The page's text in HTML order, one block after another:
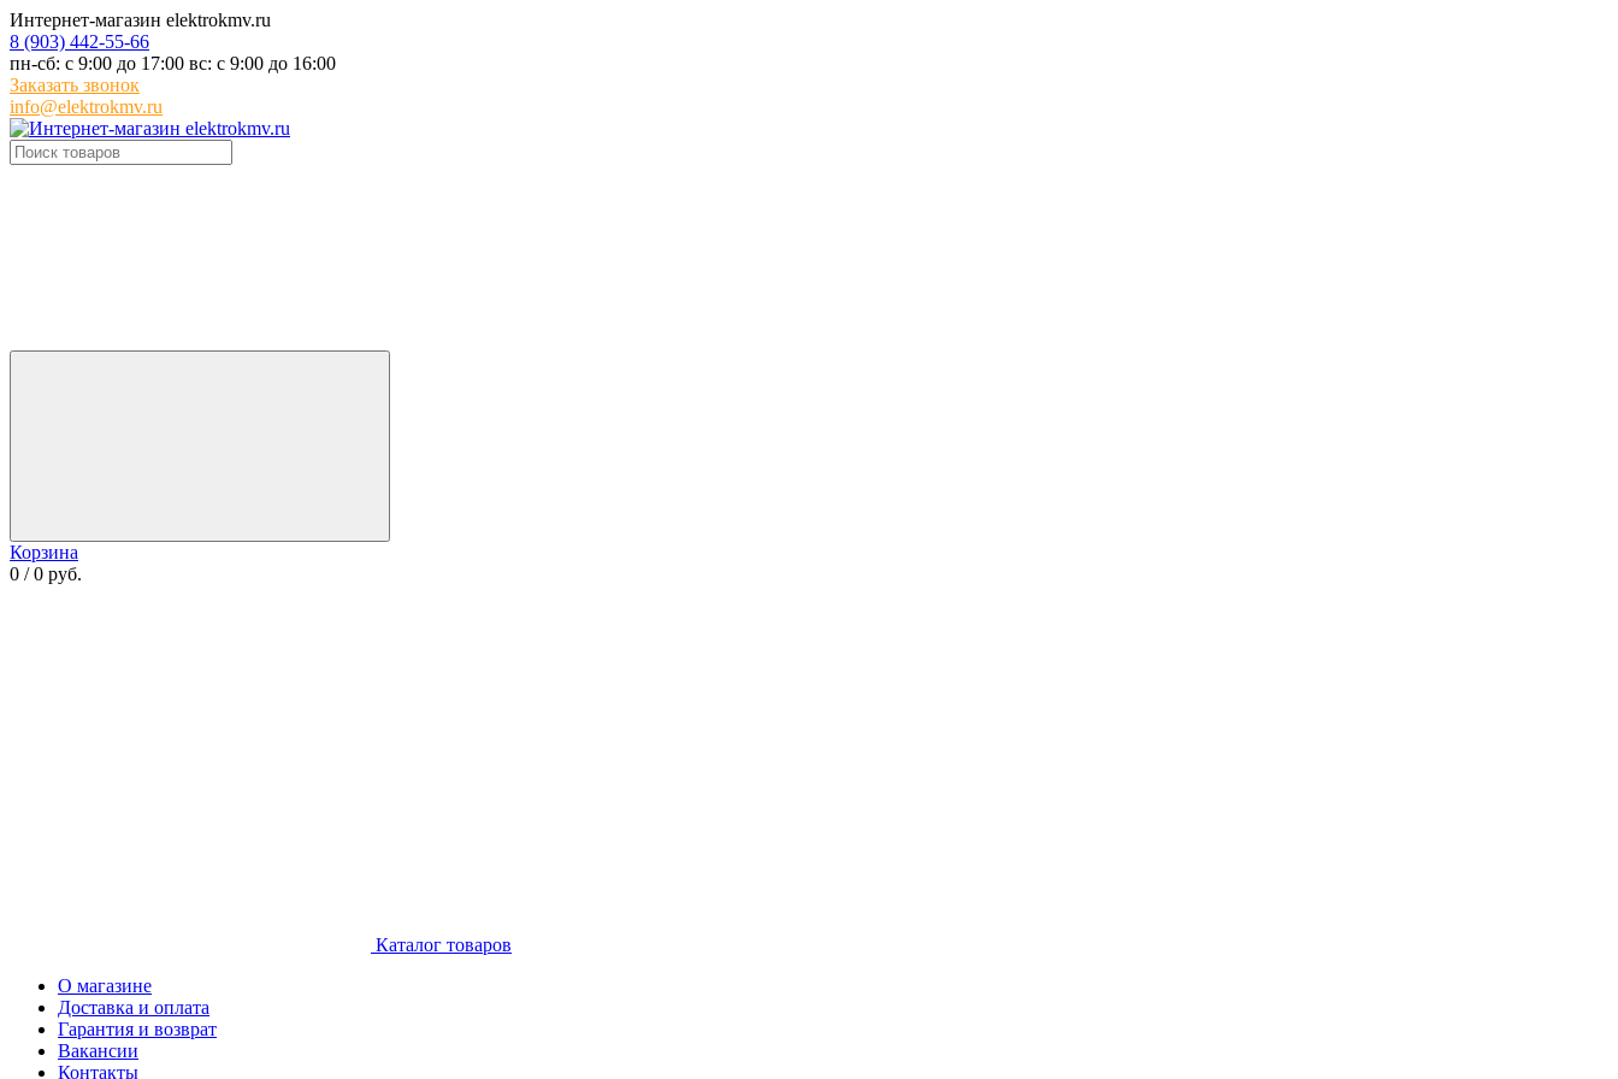
Интернет-магазин elektrokmv.ru
8 (903) 442-55-66
пн-сб: с 9:00 до 17:00 вс: с 9:00 до 16:00
Заказать звонок
info@elektrokmv.ru
Корзина
0 / 0 руб.
Каталог товаров
О магазине
Доставка и оплата
Гарантия и возврат
Вакансии
Контакты